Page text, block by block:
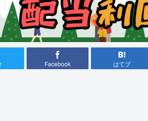
Facebook はてブ